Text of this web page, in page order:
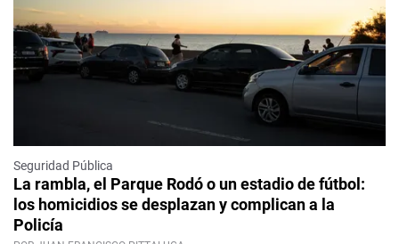
Seguridad Pública
La rambla, el Parque Rodó o un estadio de fútbol:
los homicidios se desplazan y complican a la
Policía